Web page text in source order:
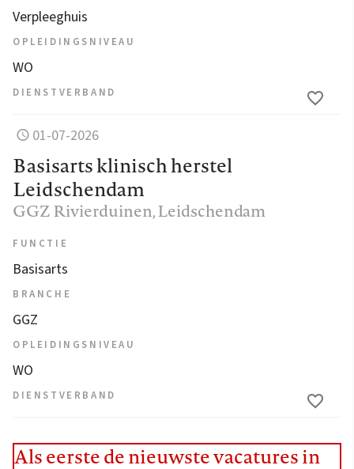
Verpleeghuis
OPLEIDINGSNIVEAU
WO
DIENSTVERBAND
01-07-2026
Basisarts klinisch herstel
Leidschendam
GGZ Rivierduinen, Leidschendam
FUNCTIE
Basisarts
BRANCHE
GGZ
OPLEIDINGSNIVEAU
WO
DIENSTVERBAND
Als eerste de nieuwste vacatures in